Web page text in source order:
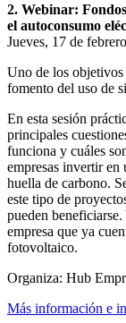
2. Webinar:
el autoconsumo
Jueves, 17 de
Uno de los
fomento del uso de
En esta sesión
principales
funciona y cuáles
empresas invertir
huella de carbono.
este tipo de
pueden
empresa que ya
fotovoltaico.
Organiza: Hub
Más información e